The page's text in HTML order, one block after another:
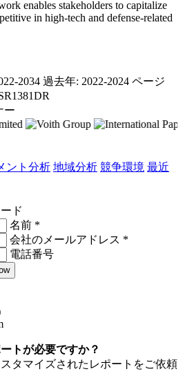
enables stakeholders to capitalize
in high-tech and defense-related
2034 過去年: 2022-2024 ページ
ー
ント分析 地域分析 競争環境 最近
ド
名前 *
会社のメールアドレス *
電話番号
トが必要ですか？
タマイズされたレポートをご依頼